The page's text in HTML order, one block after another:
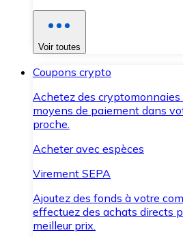
Voir toutes
Coupons crypto
Achetez des
moyens de paiement dans
proche.
Acheter avec espèces
Virement SEPA
Ajoutez des fonds à votre
effectuez des achats directs
meilleur prix.